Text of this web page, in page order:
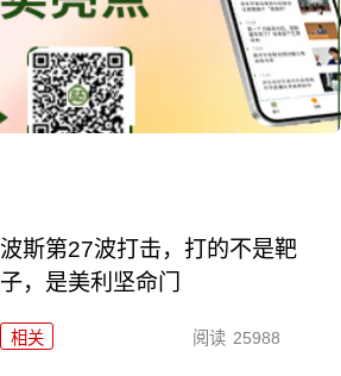
波斯第27波打击，打的不是靶
子，是美利坚命门
相关 阅读 25988